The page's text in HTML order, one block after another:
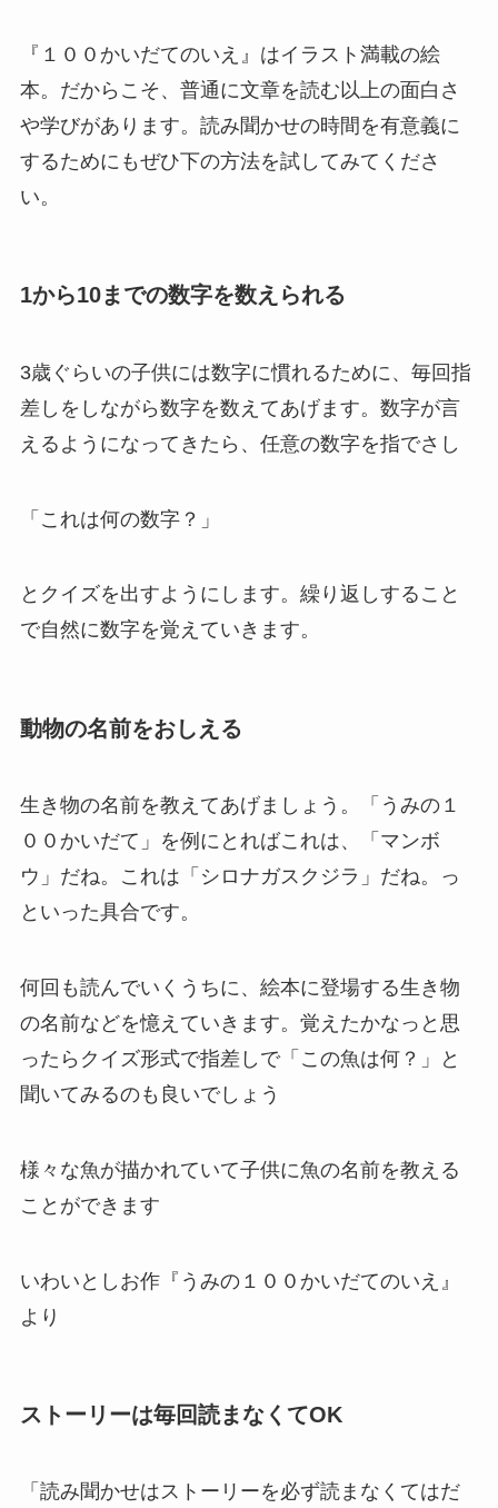
『１００かいだてのいえ』はイラスト満載の絵
本。だからこそ、普通に文章を読む以上の面白さ
や学びがあります。読み聞かせの時間を有意義に
するためにもぜひ下の方法を試してみてくださ
い。
1から10までの数字を数えられる
3歳ぐらいの子供には数字に慣れるために、毎回指
差しをしながら数字を数えてあげます。数字が言
えるようになってきたら、任意の数字を指でさし
「これは何の数字？」
とクイズを出すようにします。繰り返しすること
で自然に数字を覚えていきます。
動物の名前をおしえる
生き物の名前を教えてあげましょう。「うみの１
００かいだて」を例にとればこれは、「マンボ
ウ」だね。これは「シロナガスクジラ」だね。っ
といった具合です。
何回も読んでいくうちに、絵本に登場する生き物
の名前などを憶えていきます。覚えたかなっと思
ったらクイズ形式で指差しで「この魚は何？」と
聞いてみるのも良いでしょう
様々な魚が描かれていて子供に魚の名前を教える
ことができます
いわいとしお作『うみの１００かいだてのいえ』
より
ストーリーは毎回読まなくてOK
「読み聞かせはストーリーを必ず読まなくてはだ